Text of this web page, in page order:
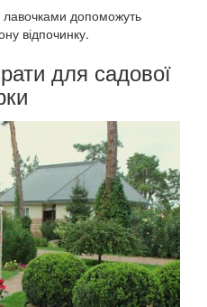
допоможуть
відпочинку.
для садової